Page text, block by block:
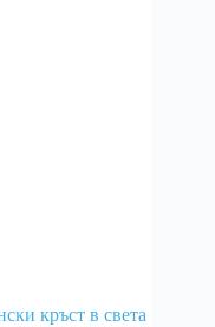
кръст в света